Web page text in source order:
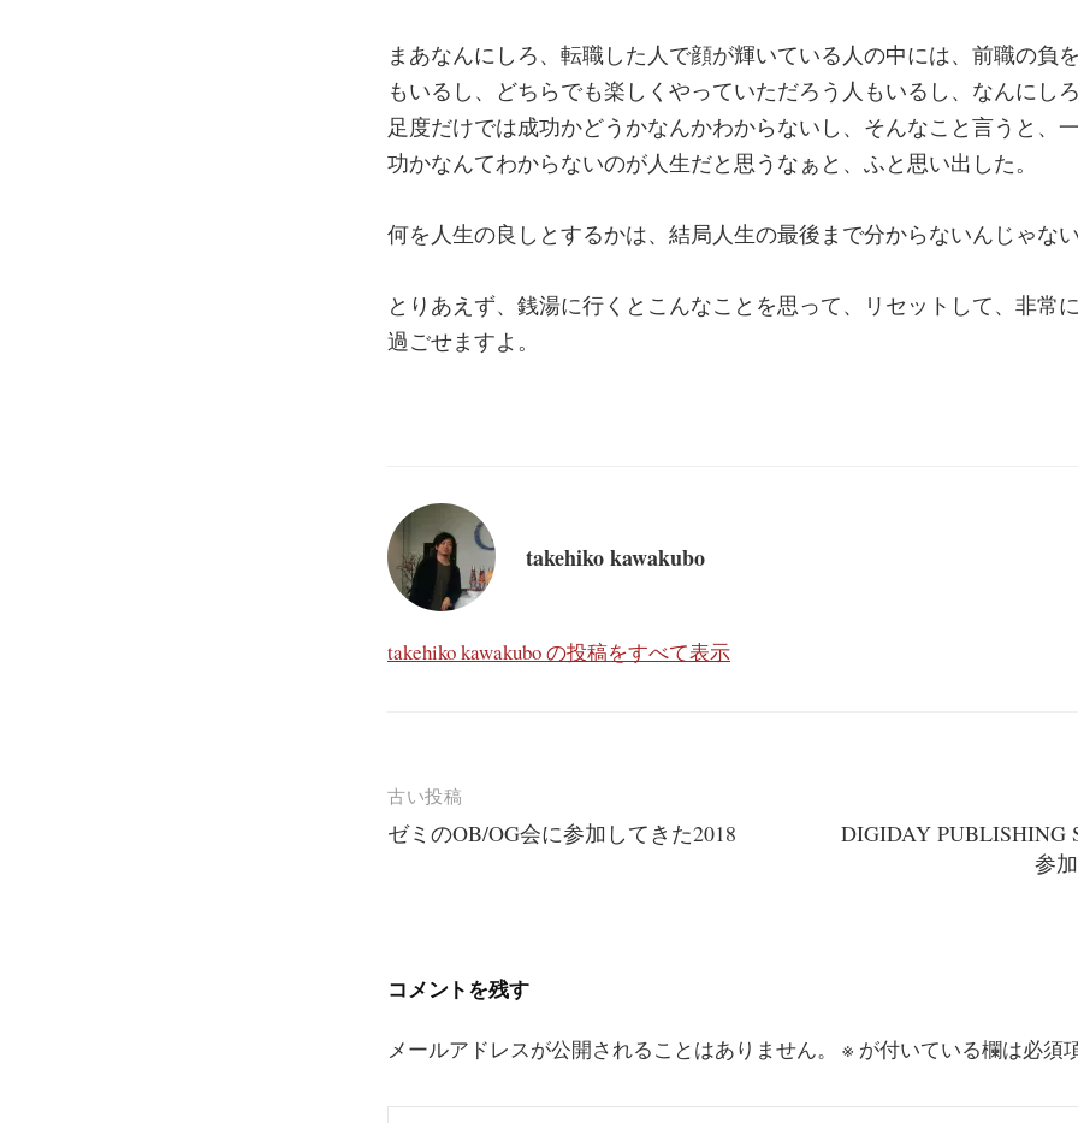
まあなんにしろ、転職した人で顔が輝いている人の中には、前職の負
もいるし、どちらでも楽しくやっていただろう人もいるし、なんにし
足度だけでは成功かどうかなんかわからないし、そんなこと言うと、
功かなんてわからないのが人生だと思うなぁと、ふと思い出した。
何を人生の良しとするかは、結局人生の最後まで分からないんじゃな
とりあえず、銭湯に行くとこんなことを思って、リセットして、非常
過ごせますよ。
takehiko kawakubo
takehiko kawakubo の投稿をすべて表示
投
稿
シ
ン
古い投稿
ゼミのOB/OG会に参加してきた2018
DIGIDAY PUBLISHING
参
コメントを残す
メールアドレスが公開されることはありません。 ※ が付いている欄は必須